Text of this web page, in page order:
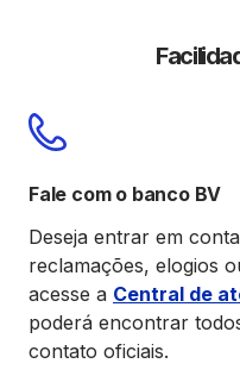
Fale com o banco BV
Deseja entrar em
reclamações, elogios
acesse a Central de
poderá encontrar
contato oficiais.